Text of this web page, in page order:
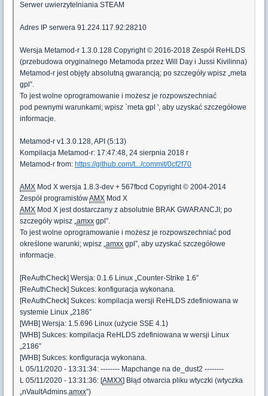
Serwer uwierzytelniania STEAM
Adres IP serwera 91.224.117.92:28210
Wersja Metamod-r 1.3.0.128 Copyright © 2016-2018 Zespół ReHLDS
(przebudowa oryginalnego Metamoda przez Will Day i Jussi Kivilinna)
Metamod-r jest objęty absolutną gwarancją; po szczegóły wpisz „meta
gpl”.
To jest wolne oprogramowanie i możesz je rozpowszechniać
pod pewnymi warunkami; wpisz `meta gpl ', aby uzyskać szczegółowe
informacje.
Metamod-r v1.3.0.128, API (5:13)
Kompilacja Metamod-r: 17:47:48, 24 sierpnia 2018 r
Metamod-r from: https://github.com/t.../commit/0cf2f70
AMX Mod X wersja 1.8.3-dev + 567fbcd Copyright © 2004-2014
Zespół programistówAMX Mod X
AMX Mod X jest dostarczany z absolutnie BRAK GWARANCJI; po
szczegóły wpisz „amxx gpl”.
To jest wolne oprogramowanie i możesz je rozpowszechniać pod
określone warunki; wpisz „amxx gpl”, aby uzyskać szczegółowe
informacje.
[ReAuthCheck] Wersja: 0.1.6 Linux „Counter-Strike 1.6”
[ReAuthCheck] Sukces: konfiguracja wykonana.
[ReAuthCheck] Sukces: kompilacja wersji ReHLDS zdefiniowana w
systemie Linux „2186”
[WHB] Wersja: 1.5.696 Linux (użycie SSE 4.1)
[WHB] Sukces: kompilacja ReHLDS zdefiniowana w wersji Linux
„2186”
[WHB] Sukces: konfiguracja wykonana.
L 05/11/2020 - 13:31:34: -------- Mapchange na de_dust2 --------
L 05/11/2020 - 13:31:36: [AMXX] Błąd otwarcia pliku wtyczki (wtyczka
„nVaultAdmins.amxx”)